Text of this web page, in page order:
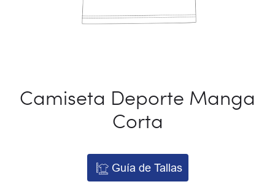
Camiseta Deporte Manga
Corta
Guía de Tallas